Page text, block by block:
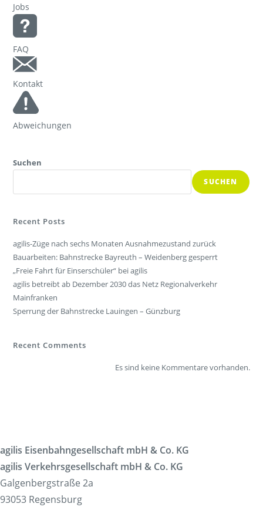
Jobs
FAQ
Kontakt
Abweichungen
Suchen
SUCHEN
Recent Posts
agilis-Züge nach sechs Monaten Ausnahmezustand zurück
Bauarbeiten: Bahnstrecke Bayreuth – Weidenberg gesperrt
„Freie Fahrt für Einserschüler“ bei agilis
agilis betreibt ab Dezember 2030 das Netz Regionalverkehr
Mainfranken
Sperrung der Bahnstrecke Lauingen – Günzburg
Recent Comments
Es sind keine Kommentare vorhanden.
agilis Eisenbahngesellschaft mbH & Co. KG
agilis Verkehrsgesellschaft mbH & Co. KG
Galgenbergstraße 2a
93053 Regensburg